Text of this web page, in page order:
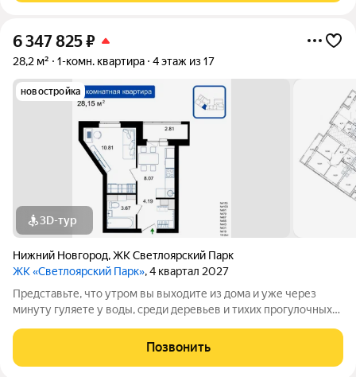
6 347 825₽
28,2 м² 1-комн. квартира 4 этаж из 17
новостройка
3D-тур
Нижний Новгород,ЖК Светлоярский Парк
ЖК «Светлоярский Парк», 4 квартал 2027
Представьте, что утром вы выходите из дома и уже через
минуту гуляете у воды, среди деревьев и тихих прогулочных
рядом с одним из самых живописных мест Сормовского
района Нижнего Новгорода
Позвонить